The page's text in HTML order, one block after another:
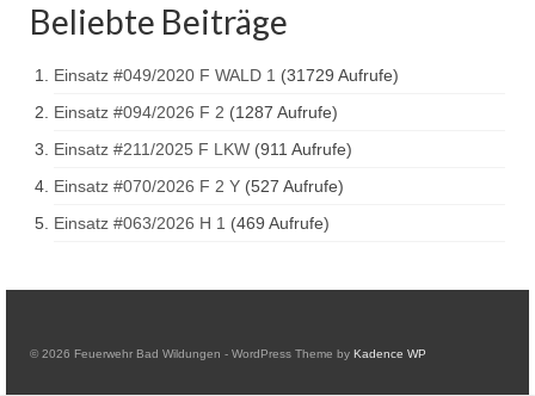
2015 LF 16 „verlässt“ Feuerwehr
Geschichte
historische Fotos
Ehemalige Fahrzeuge
Jahresrückblick 2018
Beliebte Beiträge
Einsatz #049/2020 F WALD 1 (31729 Aufrufe)
Einsatz #094/2026 F 2 (1287 Aufrufe)
Einsatz #211/2025 F LKW (911 Aufrufe)
Einsatz #070/2026 F 2 Y (527 Aufrufe)
Einsatz #063/2026 H 1 (469 Aufrufe)
© 2026 Feuerwehr Bad Wildungen - WordPress Theme by Kadence WP